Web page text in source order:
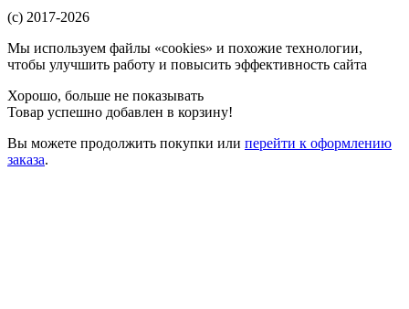
(c) 2017-2026
Мы используем файлы «cookies» и похожие технологии,
чтобы улучшить работу и повысить эффективность сайта
Хорошо, больше не показывать
Товар успешно добавлен в корзину!
Вы можете продолжить покупки или перейти к оформлению
заказа.